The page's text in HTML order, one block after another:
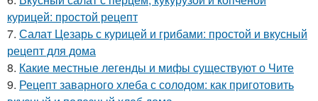
курицей: простой рецепт
7. Салат Цезарь с курицей и грибами: простой и вкусный
рецепт для дома
8. Какие местные легенды и мифы существуют о Чите
9. Рецепт заварного хлеба с солодом: как приготовить